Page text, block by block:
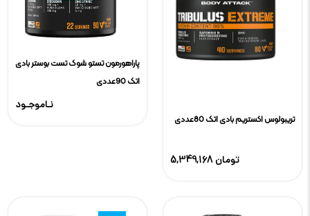
پاراهورمون تستو شوک تست بوستر بادی
اتک 90عددی
نـاموجـود
تریبولوس اکستریم بادی اتک 80عددی
5,349,168 تومان